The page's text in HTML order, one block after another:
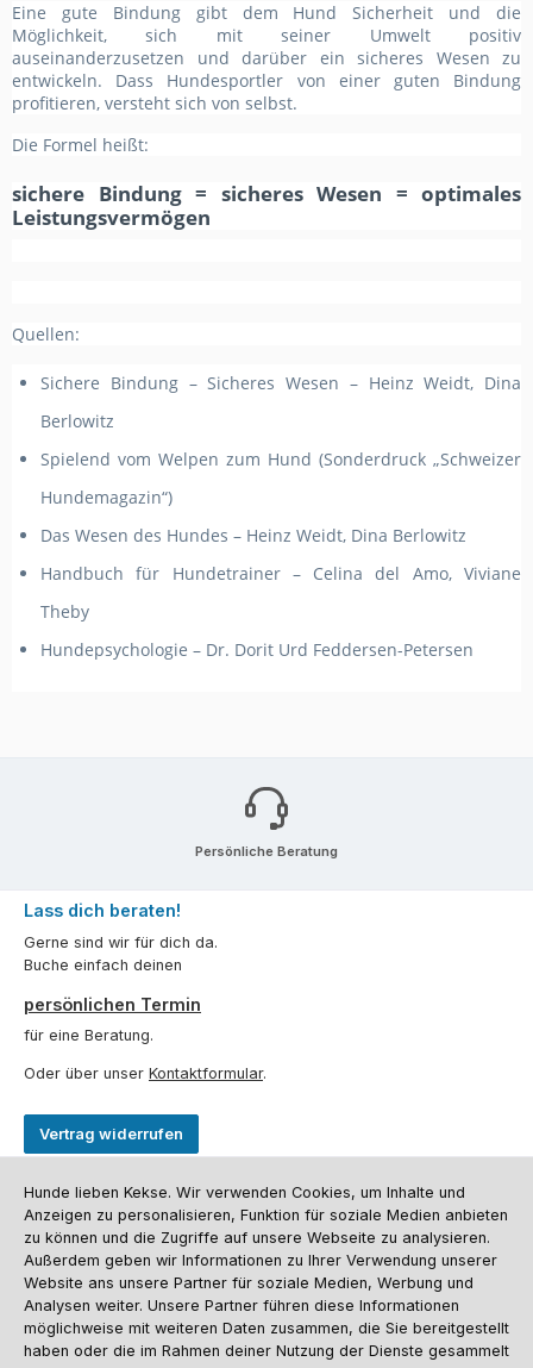
Eine gute Bindung gibt dem Hund Sicherheit und die
Möglichkeit, sich mit seiner Umwelt positiv
auseinanderzusetzen und darüber ein sicheres Wesen zu
entwickeln. Dass Hundesportler von einer guten Bindung
profitieren, versteht sich von selbst.
Die Formel heißt:
sichere Bindung = sicheres Wesen = optimales
Leistungsvermögen
Quellen:
Sichere Bindung – Sicheres Wesen – Heinz Weidt, Dina
Berlowitz
Spielend vom Welpen zum Hund (Sonderdruck „Schweizer
Hundemagazin“)
Das Wesen des Hundes – Heinz Weidt, Dina Berlowitz
Handbuch für Hundetrainer – Celina del Amo, Viviane
Theby
Hundepsychologie – Dr. Dorit Urd Feddersen-Petersen
Persönliche Beratung
Lass dich beraten!
Gerne sind wir für dich da.
Buche einfach deinen
persönlichen Termin
für eine Beratung.
Oder über unser Kontaktformular.
Vertrag widerrufen
Kundenservice
Informationen
Social Media und Kontakt
Versandinformationen Zahlungsarten Vereinsrabatt
Kontakt
Hunde lieben Kekse. Wir verwenden Cookies, um Inhalte und
Anzeigen zu personalisieren, Funktion für soziale Medien anbieten
zu können und die Zugriffe auf unsere Webseite zu analysieren.
Außerdem geben wir Informationen zu Ihrer Verwendung unserer
Website ans unsere Partner für soziale Medien, Werbung und
Analysen weiter. Unsere Partner führen diese Informationen
möglichweise mit weiteren Daten zusammen, die Sie bereitgestellt
haben oder die im Rahmen deiner Nutzung der Dienste gesammelt